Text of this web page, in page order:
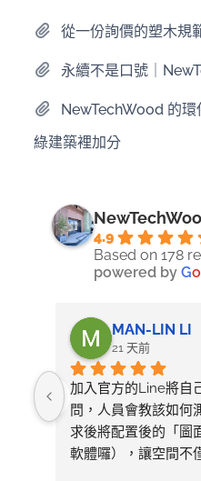
從一份詢價的塑木規
永續不是口號｜
NewTechWood 的環
綠建築裡加分
4.9
Based on 178
powered byGo
MAN-LIN LI
21 天前
加入官方的Line將自
問，人員會教該如何
求後將配置後的「圖
軟體囉），讓空間不